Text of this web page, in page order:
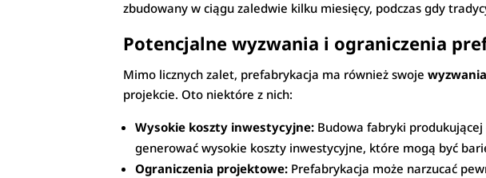
zbudowany w ciągu zaledwie kilku miesięcy, podczas gdy
Potencjalne wyzwania i ograniczenia
Mimo licznych zalet, prefabrykacja ma również swojewyzwania
projekcie. Oto niektóre z nich:
Wysokie koszty inwestycyjne: Budowa fabryki
generować wysokie koszty inwestycyjne, które mogą być
Ograniczenia projektowe: Prefabrykacja może narzucać